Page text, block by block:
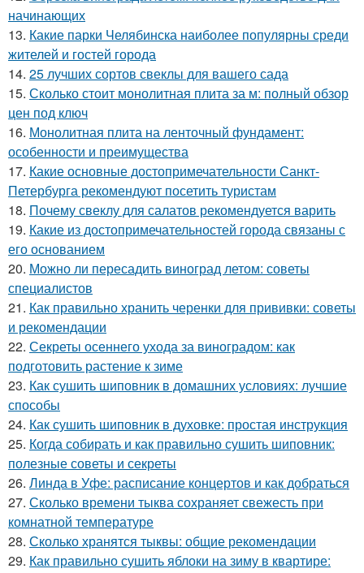
начинающих
13. Какие парки Челябинска наиболее популярны среди
жителей и гостей города
14. 25 лучших сортов свеклы для вашего сада
15. Сколько стоит монолитная плита за м: полный обзор
цен под ключ
16. Монолитная плита на ленточный фундамент:
особенности и преимущества
17. Какие основные достопримечательности Санкт-
Петербурга рекомендуют посетить туристам
18. Почему свеклу для салатов рекомендуется варить
19. Какие из достопримечательностей города связаны с
его основанием
20. Можно ли пересадить виноград летом: советы
специалистов
21. Как правильно хранить черенки для прививки: советы
и рекомендации
22. Секреты осеннего ухода за виноградом: как
подготовить растение к зиме
23. Как сушить шиповник в домашних условиях: лучшие
способы
24. Как сушить шиповник в духовке: простая инструкция
25. Когда собирать и как правильно сушить шиповник:
полезные советы и секреты
26. Линда в Уфе: расписание концертов и как добраться
27. Сколько времени тыква сохраняет свежесть при
комнатной температуре
28. Сколько хранятся тыквы: общие рекомендации
29. Как правильно сушить яблоки на зиму в квартире: